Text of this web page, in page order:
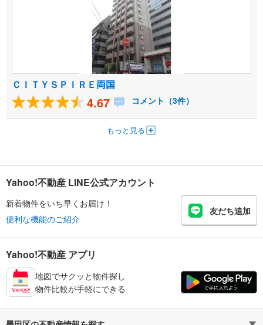
ＣＩＴＹＳＰＩＲＥ両国
4.67 コメント（3件）
もっと見る
Yahoo!不動産 LINE公式アカウント
新着物件をいち早くお届け！
便利な機能のご紹介
友だち追加
Yahoo!不動産 アプリ
地図でサクッと物件探し
物件比較が手軽にできる